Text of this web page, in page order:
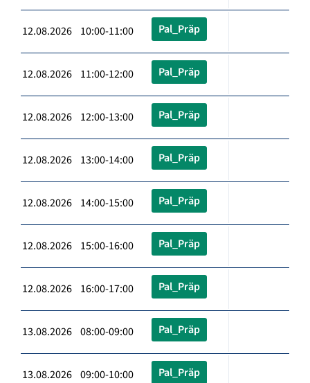
12.08.2026 10:00-11:00 Pal_Präp
12.08.2026 11:00-12:00 Pal_Präp
12.08.2026 12:00-13:00 Pal_Präp
12.08.2026 13:00-14:00 Pal_Präp
12.08.2026 14:00-15:00 Pal_Präp
12.08.2026 15:00-16:00 Pal_Präp
12.08.2026 16:00-17:00 Pal_Präp
13.08.2026 08:00-09:00 Pal_Präp
13.08.2026 09:00-10:00 Pal_Präp